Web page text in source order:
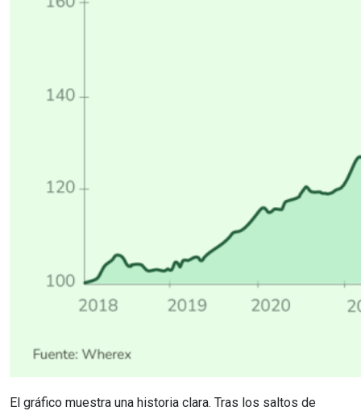
El gráfico muestra una historia clara. Tras los saltos de